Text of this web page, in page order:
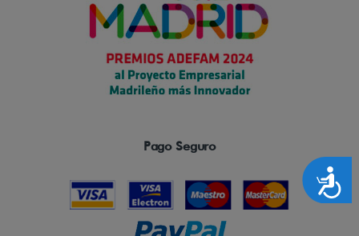
Accesibilidad
Pago Seguro